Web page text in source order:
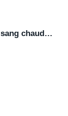
chaud…